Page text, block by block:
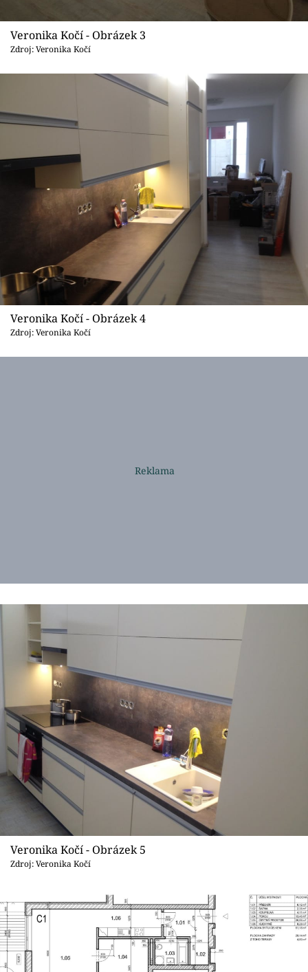
Veronika Kočí - Obrázek 3
Zdroj: Veronika Kočí
Veronika Kočí - Obrázek 4
Zdroj: Veronika Kočí
Veronika Kočí - Obrázek 5
Zdroj: Veronika Kočí